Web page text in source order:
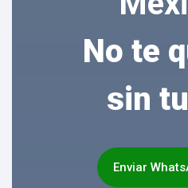
No te
sin
Enviar